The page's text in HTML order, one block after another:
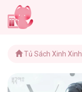
Tủ Sách Xinh Xinh